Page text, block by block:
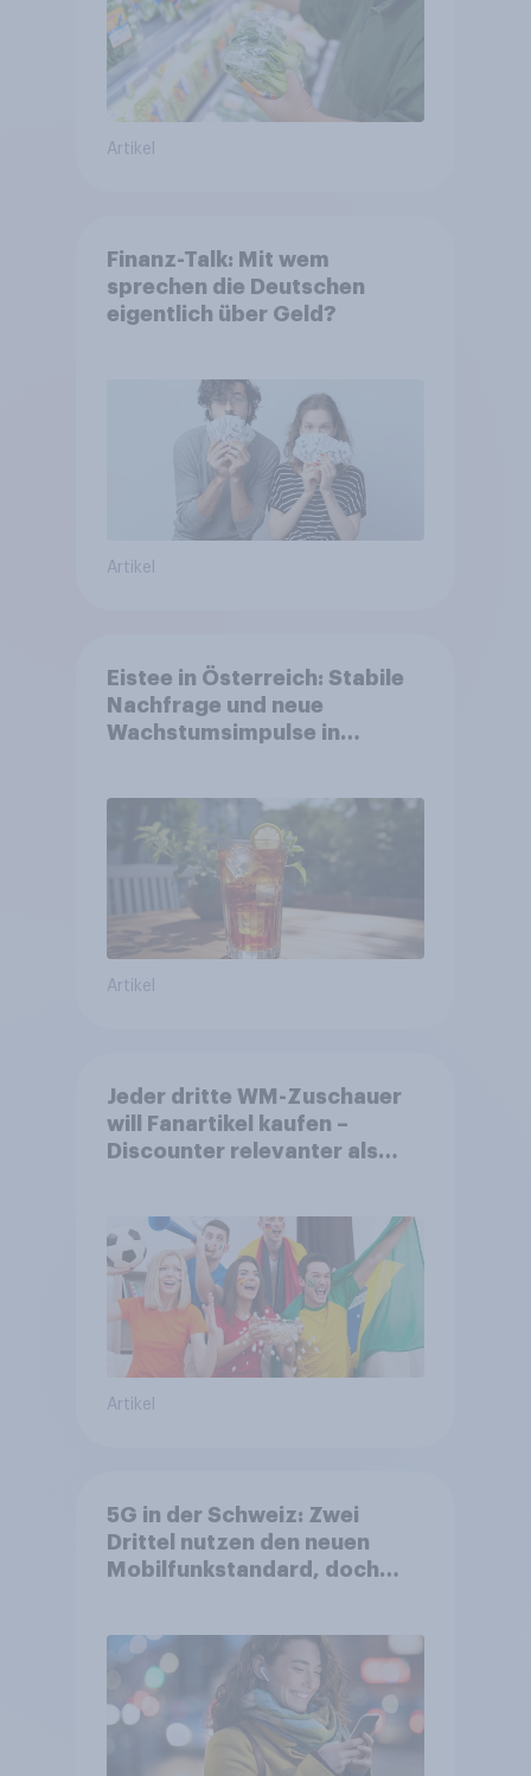
Artikel
Finanz-Talk: Mit wem
sprechen die Deutschen
eigentlich über Geld?
Artikel
Eistee in Österreich: Stabile
Nachfrage und neue
Wachstumsimpulse in
Artikel
Jeder dritte WM-Zuschauer
will Fanartikel kaufen –
Discounter relevanter als
Artikel
5G in der Schweiz: Zwei
Drittel nutzen den neuen
Mobilfunkstandard, doch